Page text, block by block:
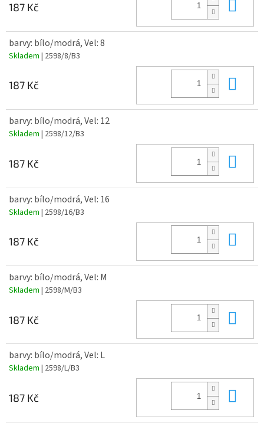
187 Kč
barvy: bílo/modrá, Vel: 8
Skladem | 2598/8/B3
187 Kč
barvy: bílo/modrá, Vel: 12
Skladem | 2598/12/B3
187 Kč
barvy: bílo/modrá, Vel: 16
Skladem | 2598/16/B3
187 Kč
barvy: bílo/modrá, Vel: M
Skladem | 2598/M/B3
187 Kč
barvy: bílo/modrá, Vel: L
Skladem | 2598/L/B3
187 Kč